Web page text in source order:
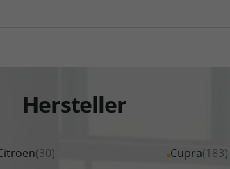
Hersteller
(30) Cupra(183)
Alle